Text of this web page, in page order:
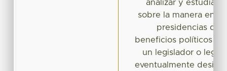
analizar y estudiar
sobre la manera en
presidencias de
beneficios políticos
un legislador o
eventualmente